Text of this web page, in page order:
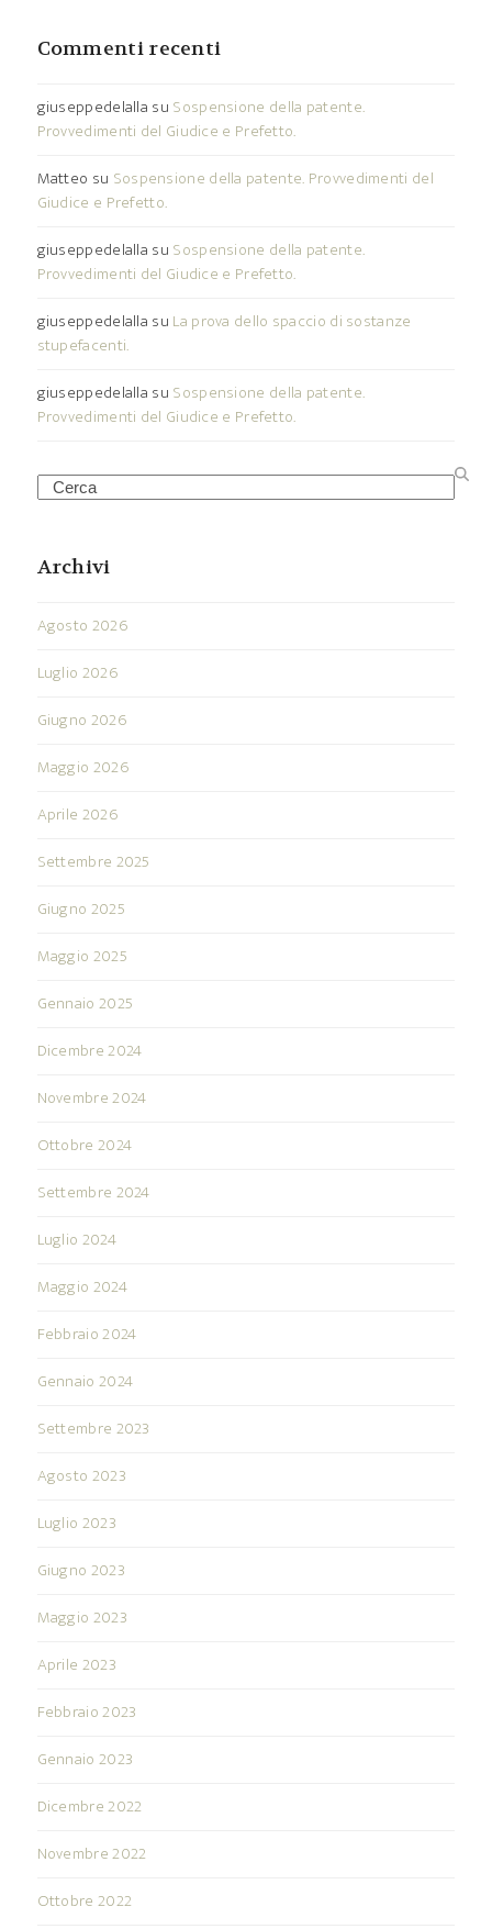
Commenti recenti
giuseppedelalla su Sospensione della patente.
Provvedimenti del Giudice e Prefetto.
Matteo su Sospensione della patente. Provvedimenti del
Giudice e Prefetto.
giuseppedelalla su Sospensione della patente.
Provvedimenti del Giudice e Prefetto.
giuseppedelalla su La prova dello spaccio di sostanze
stupefacenti.
giuseppedelalla su Sospensione della patente.
Provvedimenti del Giudice e Prefetto.
Search
Archivi
Agosto 2026
Luglio 2026
Giugno 2026
Maggio 2026
Aprile 2026
Settembre 2025
Giugno 2025
Maggio 2025
Gennaio 2025
Dicembre 2024
Novembre 2024
Ottobre 2024
Settembre 2024
Luglio 2024
Maggio 2024
Febbraio 2024
Gennaio 2024
Settembre 2023
Agosto 2023
Luglio 2023
Giugno 2023
Maggio 2023
Aprile 2023
Febbraio 2023
Gennaio 2023
Dicembre 2022
Novembre 2022
Ottobre 2022